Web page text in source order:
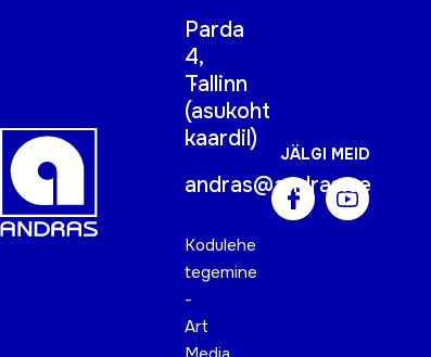
Parda
4,
Tallinn
(asukoht
kaardil)
andras@andras.ee
Kodulehe
tegemine
-
Art
JÄLGI MEID